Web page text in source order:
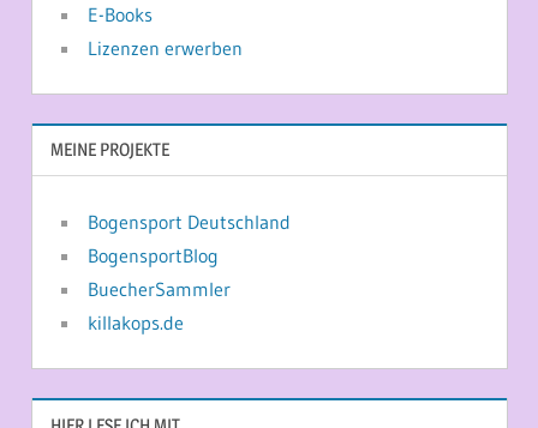
E-Books
Lizenzen erwerben
MEINE PROJEKTE
Bogensport Deutschland
BogensportBlog
BuecherSammler
killakops.de